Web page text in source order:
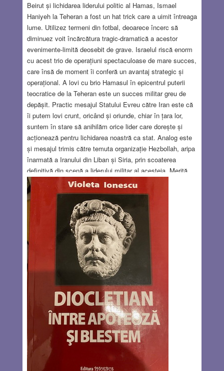
Beirut și lichidarea liderului politic al Hamas, Ismael
Haniyeh la Teheran a fost un hat trick care a uimit întreaga
lume. Utilizez termeni din fotbal, deoarece încerc să
diminuez voit încărcătura tragic-dramatică a acestor
evenimente-limită deosebit de grave. Israelul riscă enorm
cu acest trio de operațiuni spectaculoase de mare succes,
care însă de moment îi conferă un avantaj strategic și
operațional. A lovi cu brio Hamasul în epicentrul puterii
teocratice de la Teheran este un succes militar greu de
depășit. Practic mesajul Statului Evreu către Iran este că
îi putem lovi crunt, oricând și oriunde, chiar în țara lor,
suntem în stare să anihilăm orice lider care dorește și
acționează pentru lichidarea noastră ca stat. Analog este
și mesajul trimis către temuta organizație Hezbollah, aripa
înarmată a Iranului din Liban și Siria, prin scoaterea
definitivă din scenă a liderului militar al acesteia. Merită
menționat că în cursul conflictului de uzură cu Hezbollah,
demarat imediat după operațiunea Hamas din 7 octombrie
2023, Israelul a eliminat, rând pe rând, mai mulți
conducători militari ai Hezbollah. Bineînțeles că aceste
asasinate țintite nu aduc nici pacea, nici înfrângerea
acestor organizații teroriste înarmate până în dinți (dar în
surdină) de Iran și de alte state arabe radicale. Ele însă le
slăbesc eficiența, le dezorganizează, le demoralizează pe
termen scurt și le demonstrează că Israelul va fi extrem
de greu de șters de pe hartă, cu evreii aruncați în mare ori
izgoniți înapoi în Europa sau America.
Read more…
AUG 8, 2024 1 COMMENT